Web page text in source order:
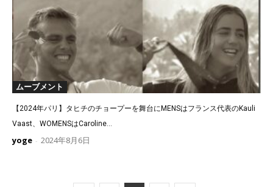
ムーブメント
【2024年パリ】タヒチのチョープーを舞台にMENSはフランス代表のKauli
Vaast、WOMENSはCaroline...
yoge - 2024年8月6日